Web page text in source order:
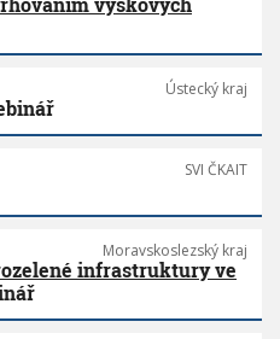
Ústecký kraj
SVI ČKAIT
Moravskoslezský kraj
infrastruktury ve